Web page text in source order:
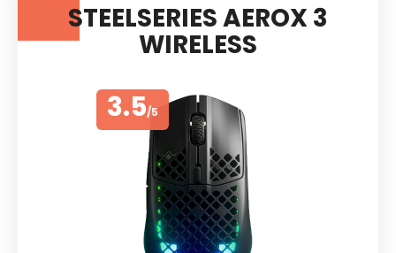
STEELSERIES AEROX 3
WIRELESS
3.5/5